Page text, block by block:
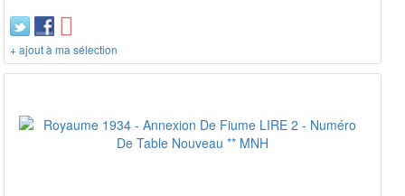
+ ajout à ma sélection